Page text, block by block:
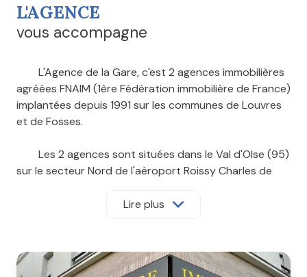
L'AGENCE
vous accompagne
L'Agence de la Gare, c'est 2 agences immobilières
agréées FNAIM (1ère Fédération immobilière de France)
implantées depuis 1991 sur les communes de Louvres
et de Fosses.
Les 2 agences sont situées dans le Val d'OIse (95)
sur le secteur Nord de l'aéroport Roissy Charles de
l'Oise (60) ? Nos agences répondent à vos demandes
les plus précises et vous font profiter de leur
Lire plus